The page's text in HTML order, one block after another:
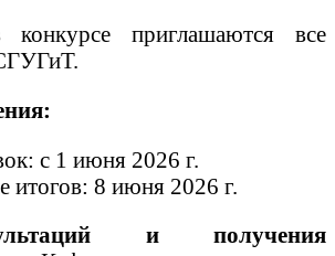
приглашаются все
с 1 июня 2026 г.
итогов: 8 июня 2026 г.
и получения